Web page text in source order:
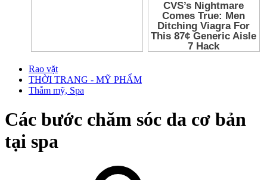
Rao vặt
THỜI TRANG - MỸ PHẨM
Thẫm mỹ, Spa
Các bước chăm sóc da cơ bản
tại spa